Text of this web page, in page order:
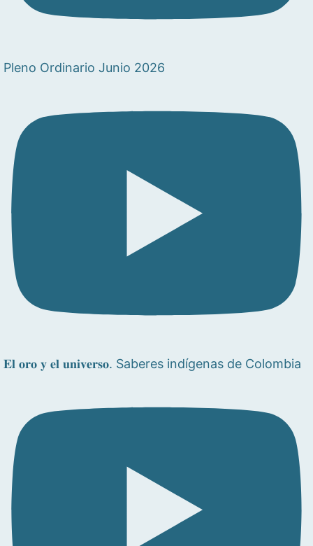
Pleno Ordinario Junio 2026
𝐄𝐥 𝐨𝐫𝐨 𝐲 𝐞𝐥 𝐮𝐧𝐢𝐯𝐞𝐫𝐬𝐨. Saberes indígenas de Colombia